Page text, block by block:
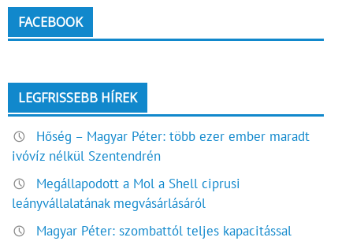
FACEBOOK
LEGFRISSEBB HÍREK
Hőség – Magyar Péter: több ezer ember maradt
ivóvíz nélkül Szentendrén
Megállapodott a Mol a Shell ciprusi
leányvállalatának megvásárlásáról
Magyar Péter: szombattól teljes kapacitással